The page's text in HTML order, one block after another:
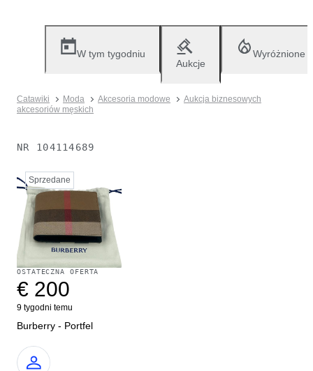
W tym tygodniu
Aukcje
Wyróżnione
Catawiki Moda Akcesoria modowe
Aukcja biznesowych
akcesoriów męskich
NR 104114689
Sprzedane
OSTATECZNA OFERTA
€ 200
9 tygodni temu
Burberry - Portfel